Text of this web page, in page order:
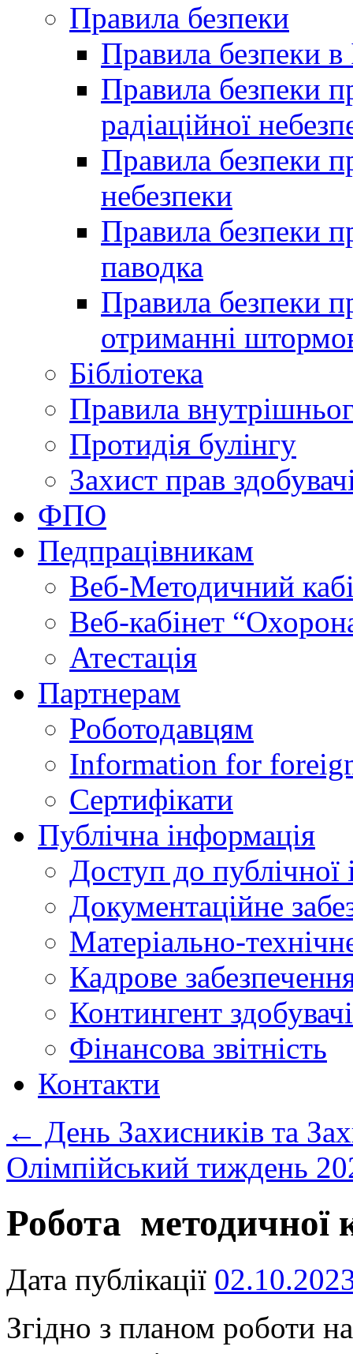
Правила безпеки
Правила безпеки в
Правила безпеки
радіаційної
Правила безпеки
небезпеки
Правила безпеки
паводка
Правила безпеки
отриманні
Бібліотека
Правила
Протидія булінгу
Захист прав
ФПО
Педпрацівникам
Веб-Методичний
Веб-кабінет
Атестація
Партнерам
Роботодавцям
Information for
Сертифікати
Публічна інформація
Доступ до публічної
Документаційне
Матеріально-
Кадрове
Контингент
Фінансова звітність
Контакти
← День Захисників та
Олімпійський тиждень
Робота методичної
Дата публікації
Згідно з планом роботи